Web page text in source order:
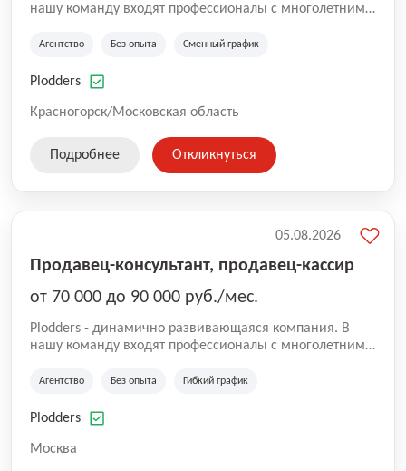
нашу команду входят профессионалы с многолетним
на рынке аутсорсинга, а накопленный опыт позволяют
оказываемых услуг.
Агентство Без опыта Сменный график
Plodders
Красногорск/Московская область
Подробнее Откликнуться
Продавец-консультант, продавец-кассир
от 70 000 до 90 000 руб./мес.
Plodders - динамично развивающаяся компания. В
нашу команду входят профессионалы с многолетним
на рынке аутсорсинга, а накопленный опыт позволяют
оказываемых услуг.
Агентство Без опыта Гибкий график
Plodders
Москва
05.08.2026